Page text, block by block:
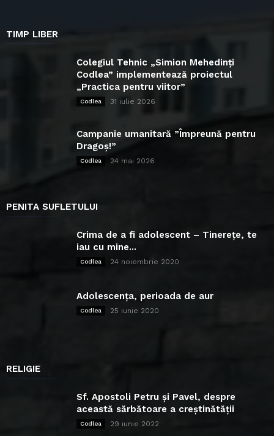
TIMP LIBER
Colegiul Tehnic „Simion Mehedinți
Codlea” implementează proiectul
„Practica pentru viitor”
Codlea 31 iulie 2026
Campanie umanitară ”Împreună pentru
Dragoș!”
Codlea 24 mai 2026
PENITA SUFLETULUI
Crima de a fi adolescent – Tinerețe, te
iau cu mine...
Codlea 24 noiembrie 2020
Adolescența, perioada de aur
Codlea 25 iunie 2020
RELIGIE
Sf. Apostoli Petru și Pavel, despre
această sărbătoare a creștinătății
Codlea 29 iunie 2022